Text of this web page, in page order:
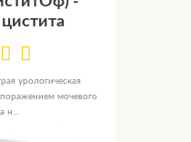
урологическая
мочевого
н...